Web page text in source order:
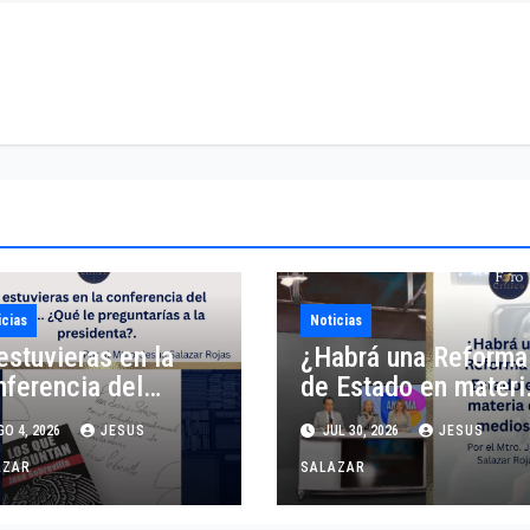
en la
del
¿Qué le
a la
4, 2026 JESUS
Noticias
¿Habrá una Reforma
de Estado en
de medios?
JUL 30, 2026 JESUS
SALAZAR